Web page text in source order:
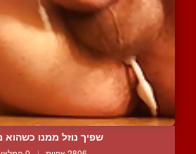
שפיך נוזל ממנו